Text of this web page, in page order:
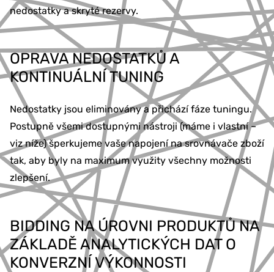
nedostatky a skryté rezervy.
OPRAVA NEDOSTATKŮ A
KONTINUÁLNÍ TUNING
Nedostatky jsou eliminovány a přichází fáze tuningu.
Postupně všemi dostupnými nástroji (máme i vlastní –
viz níže) šperkujeme vaše napojení na srovnávače zboží
tak, aby byly na maximum využity všechny možnosti
zlepšení.
BIDDING NA ÚROVNI PRODUKTŮ NA
ZÁKLADĚ ANALYTICKÝCH DAT O
KONVERZNÍ VÝKONNOSTI